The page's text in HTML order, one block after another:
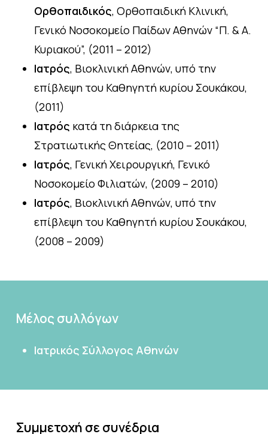
Ορθοπαιδικός, Ορθοπαιδική Κλινική,
Γενικό Νοσοκομείο Παίδων Αθηνών “Π. & Α.
Κυριακού”, (2011 – 2012)
Ιατρός, Βιοκλινική Αθηνών, υπό την
επίβλεψη του Καθηγητή κυρίου Σουκάκου,
(2011)
Ιατρός κατά τη διάρκεια της
Στρατιωτικής Θητείας, (2010 – 2011)
Ιατρός, Γενική Χειρουργική, Γενικό
Νοσοκομείο Φιλιατών, (2009 – 2010)
Ιατρός, Βιοκλινική Αθηνών, υπό την
επίβλεψη του Καθηγητή κυρίου Σουκάκου,
(2008 – 2009)
Μέλος συλλόγων
Ιατρικός Σύλλογος Αθηνών
Συμμετοχή σεσυνέδρια